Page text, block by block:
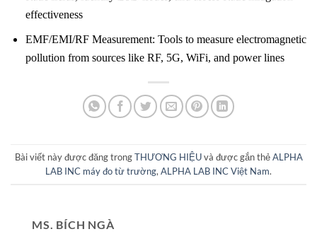
effectiveness
EMF/EMI/RF Measurement: Tools to measure electromagnetic
pollution from sources like RF, 5G, WiFi, and power lines
Bài viết này được đăng trongTHƯƠNG HIỆUvà được gắn thẻALPHA
LAB INC máy đo từ trường, ALPHA LAB INC Việt Nam.
MS. BÍCH NGÀ